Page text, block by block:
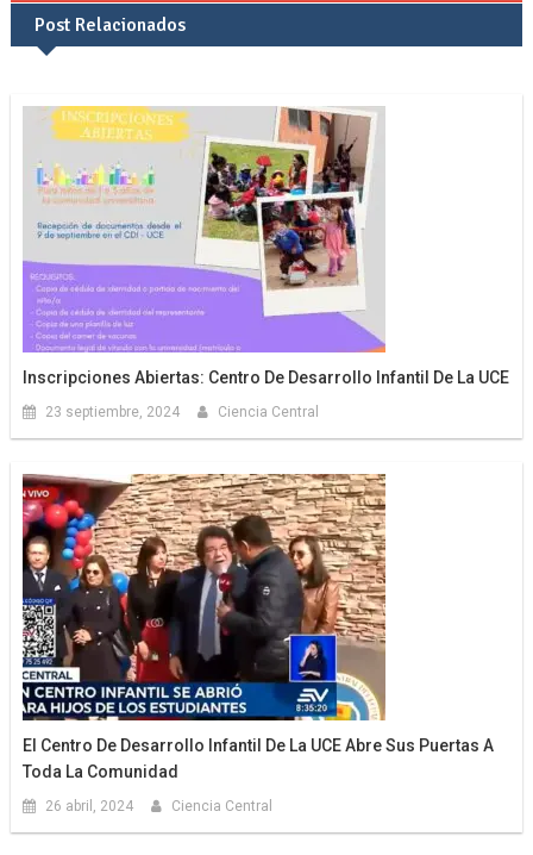
entradas
Post Relacionados
Inscripciones Abiertas: Centro De Desarrollo Infantil De La UCE
23 septiembre, 2024 Ciencia Central
El Centro De Desarrollo Infantil De La UCE Abre Sus Puertas A
Toda La Comunidad
26 abril, 2024 Ciencia Central